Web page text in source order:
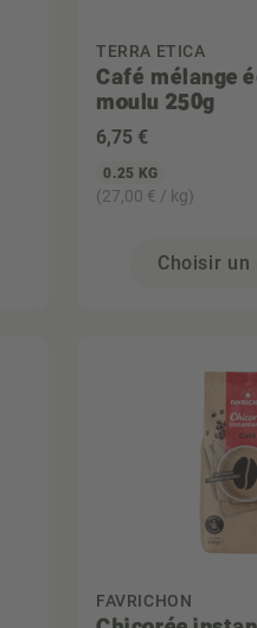
TERRA ETICA
Café mélange
moulu 250g
6,75 €
0.25 KG
(27,00 € / kg)
Choisir un
FAVRICHON